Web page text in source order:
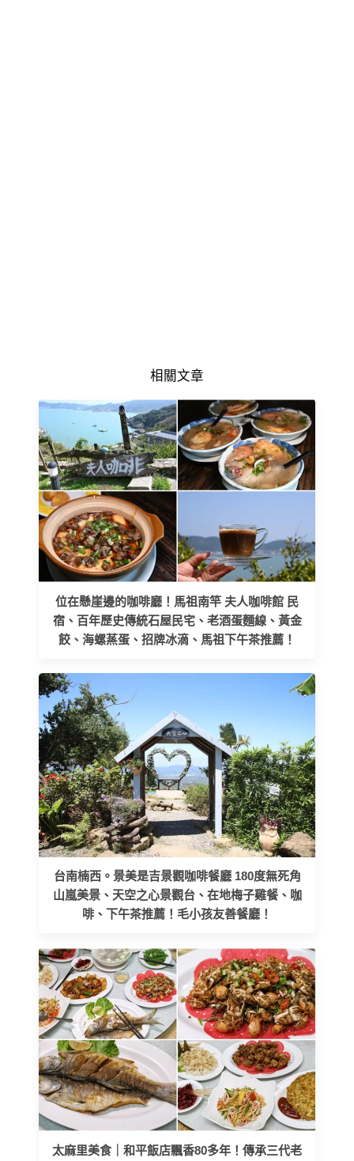
相關文章
位在懸崖邊的咖啡廳！馬祖南竿 夫人咖啡館 民
宿、百年歷史傳統石屋民宅、老酒蛋麵線、黃金
餃、海螺蒸蛋、招牌冰滴、馬祖下午茶推薦！
台南楠西。景美是吉景觀咖啡餐廳 180度無死角
山嵐美景、天空之心景觀台、在地梅子雞餐、咖
啡、下午茶推薦！毛小孩友善餐廳！
太麻里美食｜和平飯店飄香80多年！傳承三代老